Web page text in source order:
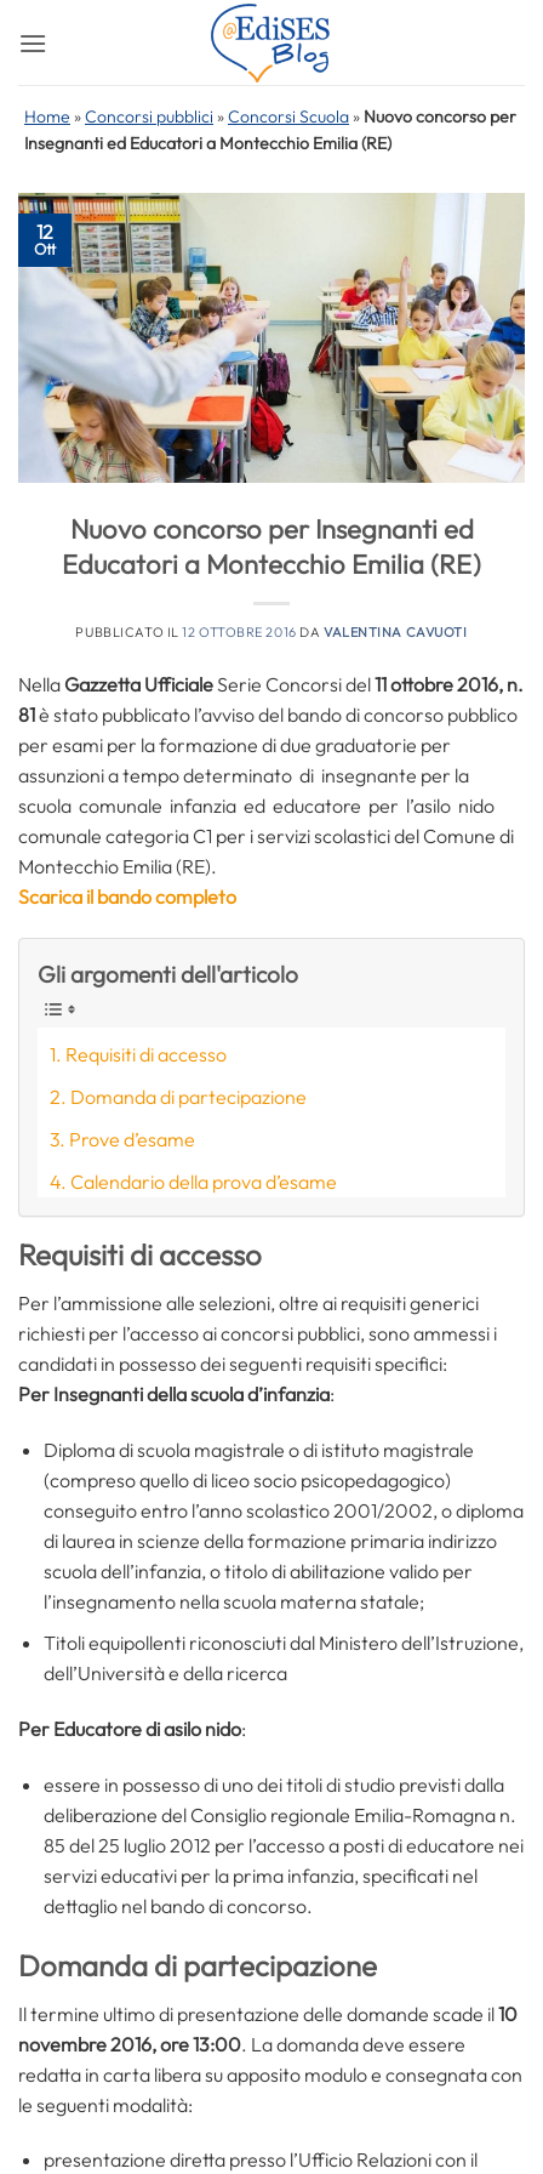
Home »Concorsi pubblici »Concorsi Scuola » Nuovo concorso per
Insegnanti ed Educatori a Montecchio Emilia (RE)
12
Ott
Nuovo concorso per Insegnanti ed
Educatori a Montecchio Emilia (RE)
PUBBLICATO IL12 OTTOBRE 2016 DA VALENTINA CAVUOTI
Nella Gazzetta UfficialeSerie Concorsi del11 ottobre 2016, n.
81è stato pubblicato l’avviso del bando di concorso pubblico
per esami per la formazione di due graduatorie per
assunzioni a tempo determinato di insegnante per la
scuola comunale infanzia ed educatore per l’asilo nido
comunale categoria C1 per i servizi scolastici del Comune di
Montecchio Emilia (RE).
Scarica il bando completo
Gli argomenti dell'articolo
Requisiti di accesso
Domanda di partecipazione
Prove d’esame
Calendario della prova d’esame
Requisiti di accesso
Per l’ammissione alle selezioni, oltre ai requisiti generici
richiesti per l’accesso ai concorsi pubblici, sono ammessi i
candidati in possesso dei seguenti requisiti specifici:
Per Insegnanti della scuola d’infanzia:
Diploma di scuola magistrale o di istituto magistrale
(compreso quello di liceo socio psicopedagogico)
conseguito entro l’anno scolastico 2001/2002, o diploma
di laurea in scienze della formazione primaria indirizzo
scuola dell’infanzia, o titolo di abilitazione valido per
l’insegnamento nella scuola materna statale;
Titoli equipollenti riconosciuti dal Ministero dell’Istruzione,
dell’Università e della ricerca
Per Educatore di asilo nido:
essere in possesso di uno dei titoli di studio previsti dalla
deliberazione del Consiglio regionale Emilia-Romagna n.
85 del 25 luglio 2012 per l’accesso a posti di educatore nei
servizi educativi per la prima infanzia, specificati nel
dettaglio nel bando di concorso.
Domanda di partecipazione
Il termine ultimo di presentazione delle domande scade il10
novembre 2016, ore 13:00. La domanda deve essere
redatta in carta libera su apposito modulo e consegnata con
le seguenti modalità:
presentazione diretta presso l’Ufficio Relazioni con il